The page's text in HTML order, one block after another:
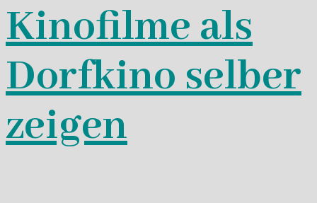
Kinofilme als
Dorfkino selber
zeigen